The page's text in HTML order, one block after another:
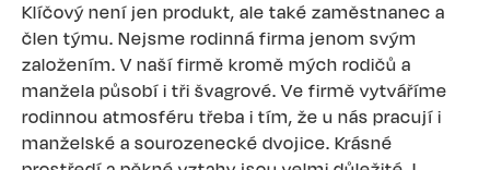
Klíčový není jen produkt, ale také zaměstnanec a
člen týmu. Nejsme rodinná firma jenom svým
založením. V naší firmě kromě mých rodičů a
manžela působí i tři švagrové. Ve firmě vytváříme
rodinnou atmosféru třeba i tím, že u nás pracují i
manželské a sourozenecké dvojice. Krásné